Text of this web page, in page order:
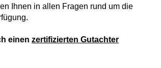
Ihnen in allen Fragen rund um die
einen zertifizierten Gutachter